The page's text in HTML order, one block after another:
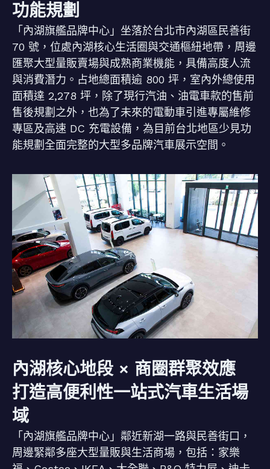
功能規劃
「內湖旗艦品牌中心」坐落於台北市內湖區民善街
70 號，位處內湖核心生活圈與交通樞紐地帶，周邊
匯聚大型量販賣場與成熟商業機能，具備高度人流
與消費潛力。占地總面積逾 800 坪，室內外總使用
面積達 2,278 坪，除了現行汽油、油電車款的售前
售後規劃之外，也為了未來的電動車引進專屬維修
專區及高速 DC 充電設備，為目前台北地區少見功
能規劃全面完整的大型多品牌汽車展示空間。
內湖核心地段 × 商圈群聚效應
打造高便利性一站式汽車生活場
域
「內湖旗艦品牌中心」鄰近新湖一路與民善街口，
周邊緊鄰多座大型量販與生活商場，包括：家樂